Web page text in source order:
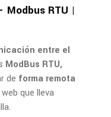
Modbus RTU |
entre el
ModBus RTU,
de forma remota
que lleva